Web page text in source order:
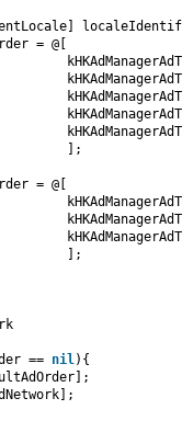
= @[
];
= @[
];
== nil){